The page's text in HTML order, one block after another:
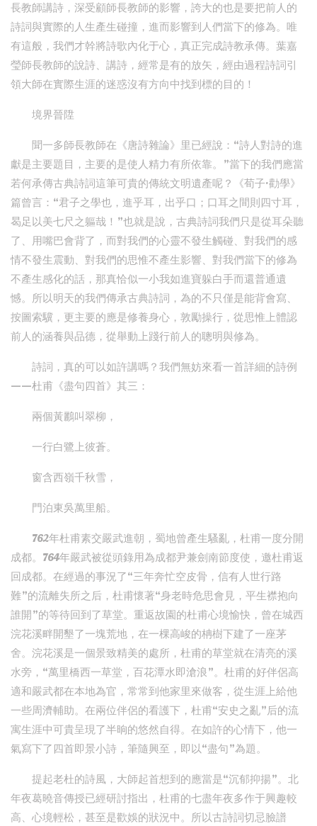
長教師講詩，深受顧師長教師的影響，誇大的也是要把前人的
詩詞與實際的人生產生碰撞，進而影響到人們當下的修為。唯
有這般，我們才幹將詩歌內化于心，真正完成詩教承傳。葉嘉
瑩師長教師的說詩、講詩，經常是有的放矢，經由過程詩詞引
領大師在實際生涯的迷惑沒有方向中找到標的目的！
境界晉陞
聞一多師長教師在《唐詩雜論》里已經說：“詩人對詩的進
獻是主要題目，主要的是使人精力有所依靠。”當下的我們應當
若何承傳古典詩詞這筆可貴的傳統文明遺產呢？《荀子·勸學》
篇曾言：“君子之學也，進乎耳，出乎口；口耳之間則四寸耳，
曷足以美七尺之軀哉！”也就是說，古典詩詞我們只是從耳朵聽
了、用嘴巴會背了，而對我們的心靈不發生觸碰、對我們的感
情不發生震動、對我們的思惟不產生影響、對我們當下的修為
不產生感化的話，那真恰似一小我如進寶躲白手而還普通遺
憾。所以明天的我們傳承古典詩詞，為的不只僅是能背會寫、
按圖索驥，更主要的應是修養身心，敦勵操行，從思惟上體認
前人的涵養與品德，從舉動上踐行前人的聰明與修為。
詩詞，真的可以如許講嗎？我們無妨來看一首詳細的詩例
——杜甫《盡句四首》其三：
兩個黃鸝叫翠柳，
一行白鷺上彼蒼。
窗含西嶺千秋雪，
門泊東吳萬里船。
762年杜甫素交嚴武進朝，蜀地曾產生騷亂，杜甫一度分開
成都。764年嚴武被從頭錄用為成都尹兼劍南節度使，邀杜甫返
回成都。在經過的事況了“三年奔忙空皮骨，信有人世行路
難”的流離失所之后，杜甫懷著“身老時危思會見，平生襟抱向
誰開”的等待回到了草堂。重返故園的杜甫心境愉快，曾在城西
浣花溪畔開墾了一塊荒地，在一棵高峻的柟樹下建了一座茅
舍。浣花溪是一個景致精美的處所，杜甫的草堂就在清亮的溪
水旁，“萬里橋西一草堂，百花潭水即滄浪”。杜甫的好伴侶高
適和嚴武都在本地為官，常常到他家里來做客，從生涯上給他
一些周濟輔助。在兩位伴侶的看護下，杜甫“安史之亂”后的流
寓生涯中可貴呈現了半晌的悠然自得。在如許的心情下，他一
氣寫下了四首即景小詩，筆隨興至，即以“盡句”為題。
提起老杜的詩風，大師起首想到的應當是“沉郁抑揚”。北
年夜葛曉音傳授已經研討指出，杜甫的七盡年夜多作于興趣較
高、心境輕松，甚至是歡娛的狀況中。所以古詩詞切忌臉譜